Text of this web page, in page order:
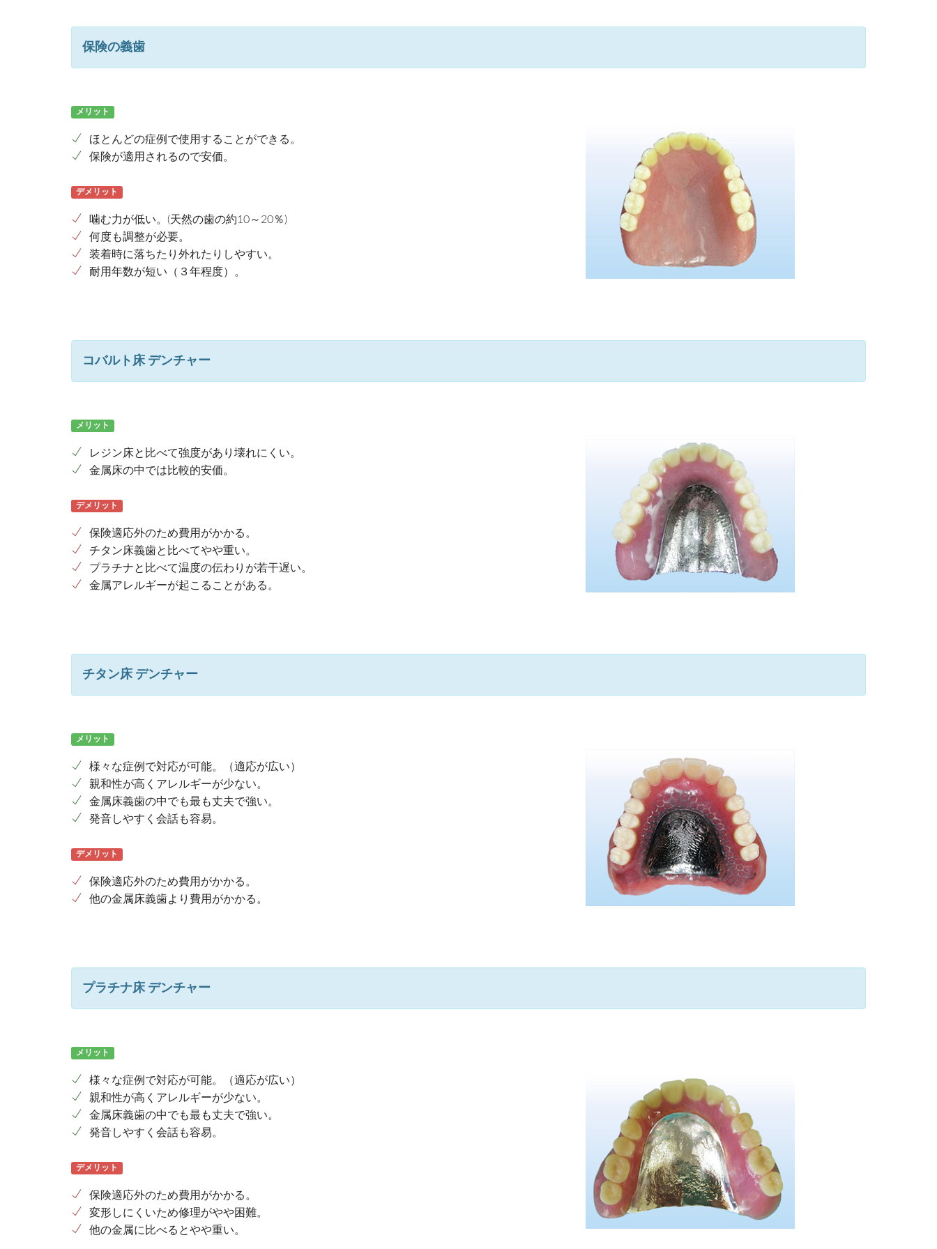
保険の義歯
メリット
ほとんどの症例で使用することができる。
保険が適用されるので安価。
デメリット
噛む力が低い。(天然の歯の約10～20％)
何度も調整が必要。
装着時に落ちたり外れたりしやすい。
耐用年数が短い（３年程度）。
コバルト床 デンチャー
メリット
レジン床と比べて強度があり壊れにくい。
金属床の中では比較的安価。
デメリット
保険適応外のため費用がかかる。
チタン床義歯と比べてやや重い。
プラチナと比べて温度の伝わりが若干遅い。
金属アレルギーが起こることがある。
チタン床 デンチャー
メリット
様々な症例で対応が可能。（適応が広い）
親和性が高くアレルギーが少ない。
金属床義歯の中でも最も丈夫で強い。
発音しやすく会話も容易。
デメリット
保険適応外のため費用がかかる。
他の金属床義歯より費用がかかる。
プラチナ床 デンチャー
メリット
様々な症例で対応が可能。（適応が広い）
親和性が高くアレルギーが少ない。
金属床義歯の中でも最も丈夫で強い。
発音しやすく会話も容易。
デメリット
保険適応外のため費用がかかる。
変形しにくいため修理がやや困難。
他の金属に比べるとやや重い。